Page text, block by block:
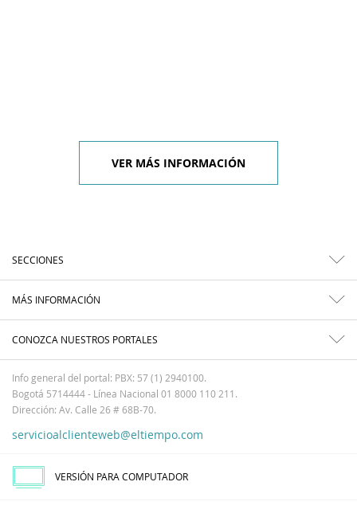
VER MÁS INFORMACIÓN
SECCIONES
MÁS INFORMACIÓN
CONOZCA NUESTROS PORTALES
Info general del portal: PBX: 57 (1) 2940100.
Bogotá 5714444 - Línea Nacional 01 8000 110 211.
Dirección: Av. Calle 26 # 68B-70.
servicioalclienteweb@eltiempo.com
VERSIÓN PARA COMPUTADOR